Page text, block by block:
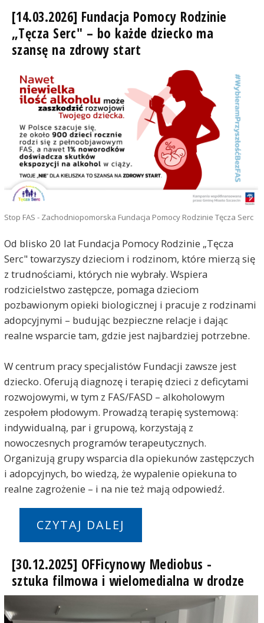
[14.03.2026] Fundacja Pomocy Rodzinie
„Tęcza Serc" – bo każde dziecko ma
szansę na zdrowy start
Stop FAS - Zachodniopomorska Fundacja Pomocy Rodzinie Tęcza Serc
Od blisko 20 lat Fundacja Pomocy Rodzinie „Tęcza
Serc" towarzyszy dzieciom i rodzinom, które mierzą się
z trudnościami, których nie wybrały. Wspiera
rodzicielstwo zastępcze, pomaga dzieciom
pozbawionym opieki biologicznej i pracuje z rodzinami
adopcyjnymi – budując bezpieczne relacje i dając
realne wsparcie tam, gdzie jest najbardziej potrzebne.
W centrum pracy specjalistów Fundacji zawsze jest
dziecko. Oferują diagnozę i terapię dzieci z deficytami
rozwojowymi, w tym z FAS/FASD – alkoholowym
zespołem płodowym. Prowadzą terapię systemową:
indywidualną, par i grupową, korzystają z
nowoczesnych programów terapeutycznych.
Organizują grupy wsparcia dla opiekunów zastępczych
i adopcyjnych, bo wiedzą, że wypalenie opiekuna to
realne zagrożenie – i na nie też mają odpowiedź.
CZYTAJ DALEJ
[30.12.2025] OFFicynowy Mediobus -
sztuka filmowa i wielomedialna w drodze